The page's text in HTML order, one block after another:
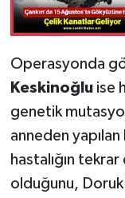
Operasyonda
Keskinoğluise
genetik
anneden
hastalığın
olduğunu,